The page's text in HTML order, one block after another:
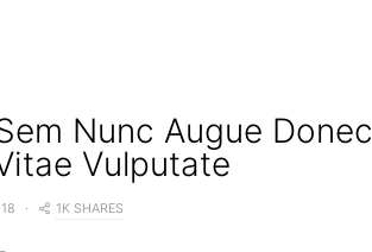
Nunc Augue Donec
Vulputate
1K SHARES